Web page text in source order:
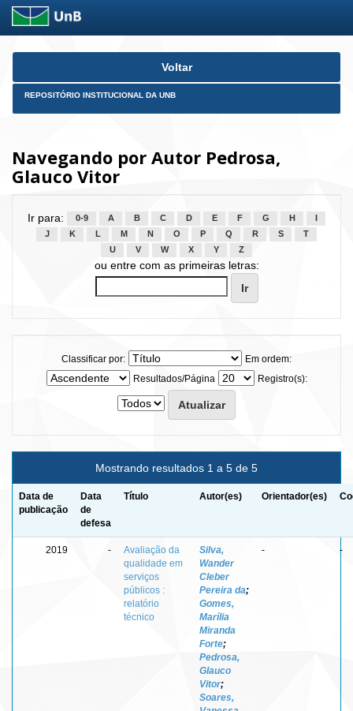
Skip
Voltar
REPOSITÓRIO INSTITUCIONAL DA UNB
Navegando por Autor Pedrosa,
Glauco Vitor
Ir para: 0-9 A B C D E F G H
J
K L M N O P Q R S
T
U
V W X Y Z
ou entre com as primeiras letras:
Classificar por:
Em ordem:
Resultados/Página
Registro(s):
Mostrando resultados 1 a 5 de 5
Data de
publicação
Data
de
defesa
Título Autor(es) Orientador(es)
2019 -
Avaliação da
qualidade em
serviços
públicos :
relatório
técnico
Silva,
Wander
Cleber
Pereira da;
Gomes,
Marília
Miranda
Forte;
Pedrosa,
Glauco
Vitor;
Soares,
- -